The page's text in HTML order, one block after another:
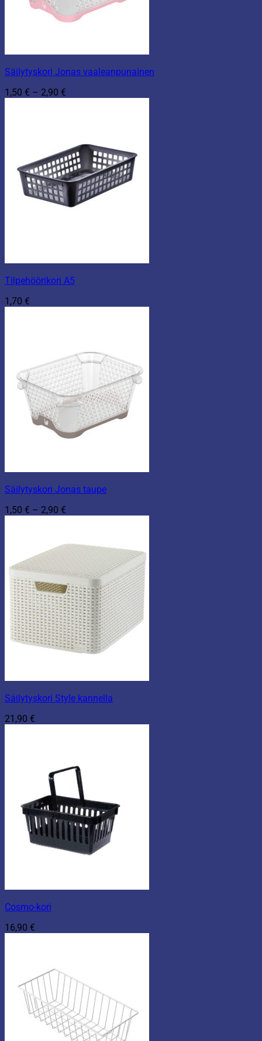
Säilytyskori Jonas vaaleanpunainen
1,50 € – 2,90 €
Tilpehöörikori A5
1,70 €
Säilytyskori Jonas taupe
1,50 € – 2,90 €
2,90 €
Säilytyskori Style kannella
21,90 €
Cosmo-kori
16,90 €